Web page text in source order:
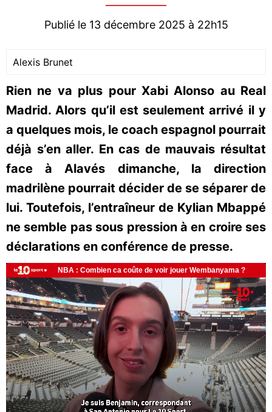
Publié le 13 décembre 2025 à 22h15
Alexis Brunet
Rien ne va plus pour Xabi Alonso au Real
Madrid. Alors qu’il est seulement arrivé il y
a quelques mois, le coach espagnol pourrait
déjà s’en aller. En cas de mauvais résultat
face à Alavés dimanche, la direction
madrilène pourrait décider de se séparer de
lui. Toutefois, l’entraîneur de Kylian Mbappé
ne semble pas sous pression à en croire ses
déclarations en conférence de presse.